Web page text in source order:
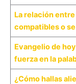
La relación
compatibles o
Evangelio de
fuerza en la
¿Cómo hallas